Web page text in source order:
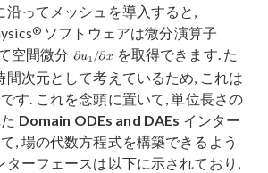
沿ってメッシュを導入すると,
® ソフトウェアは微分演算子
空間微分
を取得できます. た
間次元として考えているため, これは
す. これを念頭に置いて, 単位長さの
Domain ODEs and DAEs インター
, 場の代数方程式を構築できるよう
ターフェースは以下に示されており,